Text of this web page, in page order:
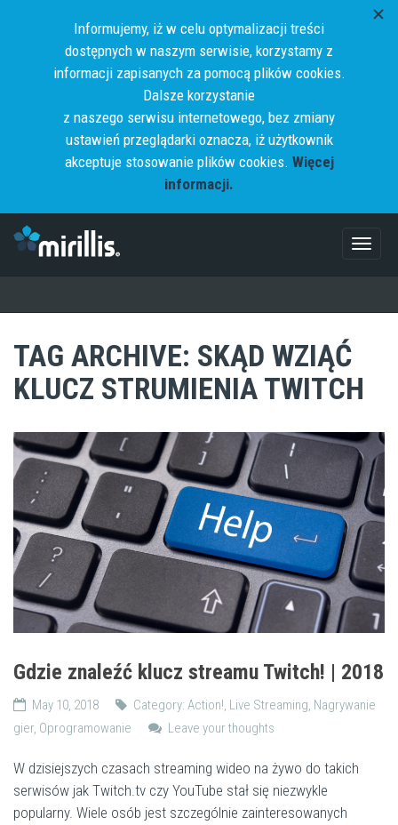
Informujemy, iż w celu optymalizacji treści
dostępnych w naszym serwisie, korzystamy z
informacji zapisanych za pomocą plików cookies.
Dalsze korzystanie
z naszego serwisu internetowego, bez zmiany
ustawień przeglądarki oznacza, iż użytkownik
akceptuje stosowanie plików cookies. Więcej
informacji.
TAG ARCHIVE: SKĄD WZIĄĆ
KLUCZ STRUMIENIA TWITCH
Gdzie znaleźć klucz streamu Twitch! | 2018
May 10, 2018 Category: Action!, Live Streaming, Nagrywanie
gier, Oprogramowanie Leave your thoughts
W dzisiejszych czasach streaming wideo na żywo do takich
serwisów jak Twitch.tv czy YouTube stał się niezwykle
popularny. Wiele osób jest szczególnie zainteresowanych